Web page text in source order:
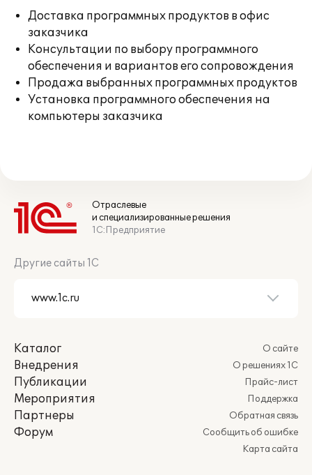
Доставка программных продуктов в офис
заказчика
Консультации по выбору программного
обеспечения и вариантов его сопровождения
Продажа выбранных программных продуктов
Установка программного обеспечения на
компьютеры заказчика
Отраслевые
и специализированные решения
1С:Предприятие
Другие сайты 1С
Каталог
Внедрения
Публикации
Мероприятия
Партнеры
Форум
О сайте
О решениях 1С
Прайс-лист
Поддержка
Обратная связь
Сообщить об ошибке
Карта сайта